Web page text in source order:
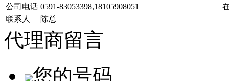
公司电话 0591-83053398,18105908051
联系人
陈总
代理商留言
您的号码